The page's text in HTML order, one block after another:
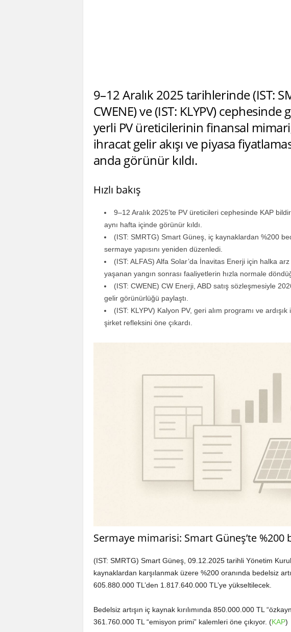
9–12 Aralık 2025 tarihlerinde (IST:
CWENE) ve (IST: KLYPV)
yerli PV üreticilerinin finansal
ihracat gelir akışı ve piyasa
anda görünür kıldı.
Hızlı bakış
9–12 Aralık 2025’te PV üreticileri cephesinde KAP
aynı hafta içinde görünür kıldı.
(IST: SMRTG) Smart Güneş, iç kaynaklardan %200
sermaye yapısını yeniden düzenledi.
(IST: ALFAS) Alfa Solar’da İnavitas Enerji için halka arz
yaşanan yangın sonrası faaliyetlerin hızla normale
(IST: CWENE) CW Enerji, ABD satış sözleşmesiyle
gelir görünürlüğü paylaştı.
(IST: KLYPV) Kalyon PV, geri alım programı ve
şirket refleksini öne çıkardı.
Sermaye mimarisi: Smart Güneş’te %200
(IST: SMRTG) Smart Güneş, 09.12.2025 tarihli Yönetim
kaynaklardan karşılanmak üzere %200 oranında bedelsiz
605.880.000 TL’den 1.817.640.000 TL’ye yükseltilecek.
Bedelsiz artışın iç kaynak kırılımında 850.000.000 TL
361.760.000 TL “emisyon primi” kalemleri öne çıkıyor. (KAP)